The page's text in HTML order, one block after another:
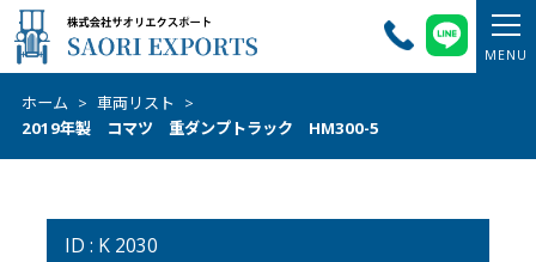
ホーム > 車両リスト >
2019年製 コマツ 重ダンプトラック HM300-5
ID : K 2030